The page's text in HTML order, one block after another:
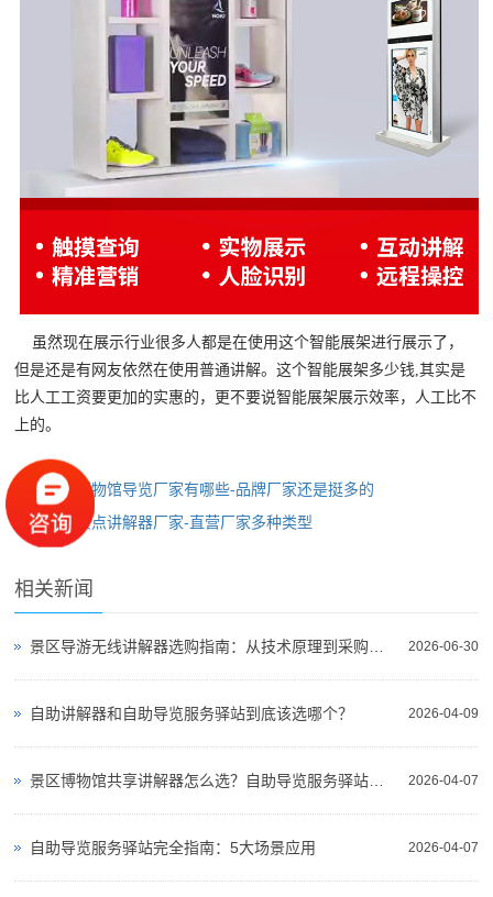
虽然现在展示行业很多人都是在使用这个智能展架进行展示了，
但是还是有网友依然在使用普通讲解。这个智能展架多少钱,其实是
比人工工资要更加的实惠的，更不要说智能展架展示效率，人工比不
上的。
上一篇：
博物馆导览厂家有哪些-品牌厂家还是挺多的
下一篇：
景点讲解器厂家-直营厂家多种类型
相关新闻
2026-06-30
景区导游无线讲解器选购指南：从技术原理到采购决策
2026-04-09
自助讲解器和自助导览服务驿站到底该选哪个？
2026-04-07
景区博物馆共享讲解器怎么选？自助导览服务驿站部署全攻略（2026版）
2026-04-07
自助导览服务驿站完全指南：5大场景应用